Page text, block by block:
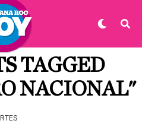
TAGGED
NACIONAL"